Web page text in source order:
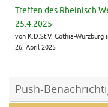
Treffen des Rheinisch
25.4.2025
von K.D.St.V. Gothia-Würzburg
26. April 2025
Push-